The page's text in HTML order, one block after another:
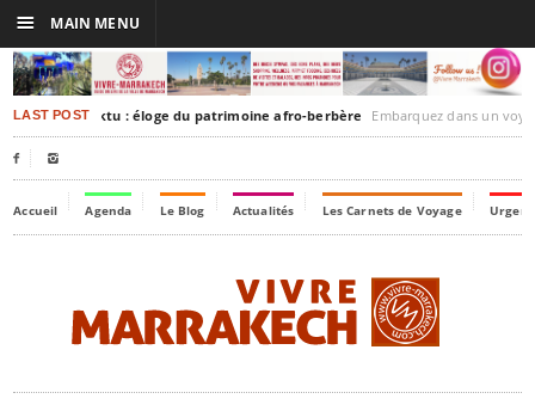
LAST POST
Timbuktu : éloge du patrimoine afro-berbère Embarquez dans un voyage culturel dans le
 
Accueil Agenda Le Blog Actualités Les Carnets de Voyage
☰ MAIN MENU